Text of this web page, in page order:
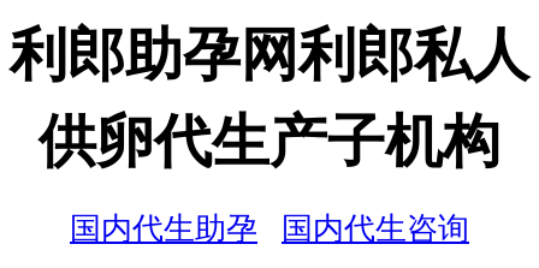
利郎助孕网利郎私人
供卵代生产子机构
国内代生助孕
国内代生咨询